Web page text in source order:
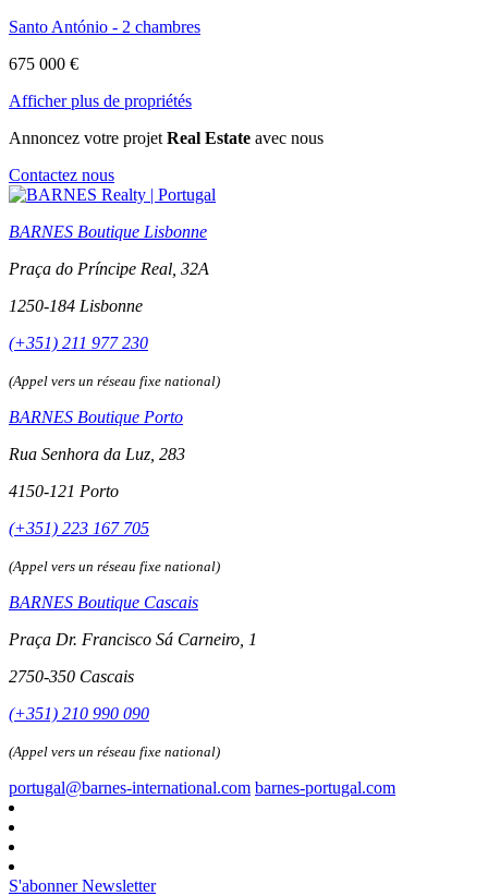
Santo António - 2 chambres
675 000 €
Afficher plus de propriétés
Annoncez votre projet Real Estate avec nous
Contactez nous
BARNES Boutique Lisbonne
Praça do Príncipe Real, 32A
1250-184 Lisbonne
(+351) 211 977 230
(Appel vers un réseau fixe national)
BARNES Boutique Porto
Rua Senhora da Luz, 283
4150-121 Porto
(+351) 223 167 705
(Appel vers un réseau fixe national)
BARNES Boutique Cascais
Praça Dr. Francisco Sá Carneiro, 1
2750-350 Cascais
(+351) 210 990 090
(Appel vers un réseau fixe national)
portugal@barnes-international.com barnes-portugal.com
S'abonner Newsletter